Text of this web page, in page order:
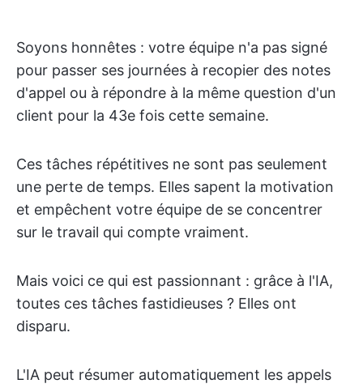
Soyons honnêtes : votre équipe n'a pas signé
pour passer ses journées à recopier des notes
d'appel ou à répondre à la même question d'un
client pour la 43e fois cette semaine.
Ces tâches répétitives ne sont pas seulement
une perte de temps. Elles sapent la motivation
et empêchent votre équipe de se concentrer
sur le travail qui compte vraiment.
Mais voici ce qui est passionnant : grâce à l'IA,
toutes ces tâches fastidieuses ? Elles ont
disparu.
L'IA peut résumer automatiquement les appels